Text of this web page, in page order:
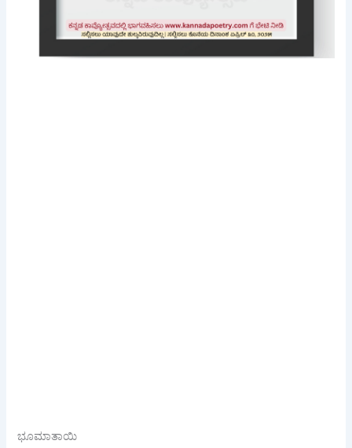
ಭೂಮಾತಾಯಿ